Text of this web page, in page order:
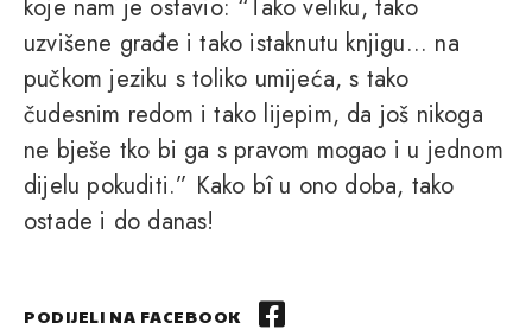
koje nam je ostavio: “Tako veliku, tako
uzvišene građe i tako istaknutu knjigu... na
pučkom jeziku s toliko umijeća, s tako
čudesnim redom i tako lijepim, da još nikoga
ne bješe tko bi ga s pravom mogao i u jednom
dijelu pokuditi.” Kako bî u ono doba, tako
ostade i do danas!
PODIJELI NA FACEBOOK